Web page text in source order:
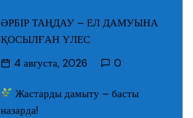
ӘРБІР ТАҢДАУ – ЕЛ ДАМУЫНА
ҚОСЫЛҒАН ҮЛЕС
4 августа, 2026
0
Жастарды дамыту – басты
назарда!